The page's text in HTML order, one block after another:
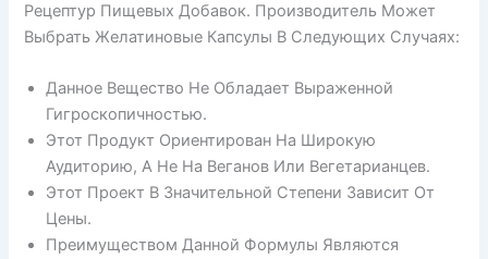
Рецептур Пищевых Добавок. Производитель Может
Выбрать Желатиновые Капсулы В Следующих Случаях:
Данное Вещество Не Обладает Выраженной
Гигроскопичностью.
Этот Продукт Ориентирован На Широкую
Аудиторию, А Не На Веганов Или Вегетарианцев.
Этот Проект В Значительной Степени Зависит От
Цены.
Преимуществом Данной Формулы Являются